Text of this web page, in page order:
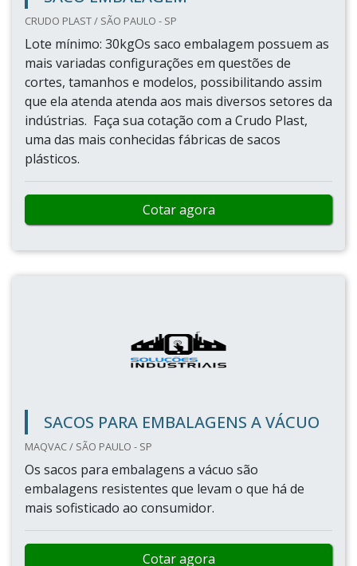
Imagem ilustrativa de Saco bolha para embalagem
CRUDO PLAST / SÃO PAULO - SP
Lote mínimo: 30kgOs saco embalagem possuem as
mais variadas configurações em questões de
cortes, tamanhos e modelos, possibilitando assim
que ela atenda atenda aos mais diversos setores da